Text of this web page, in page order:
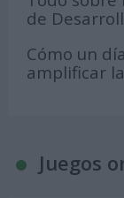
de
Cómo un
amplificar
Juegos